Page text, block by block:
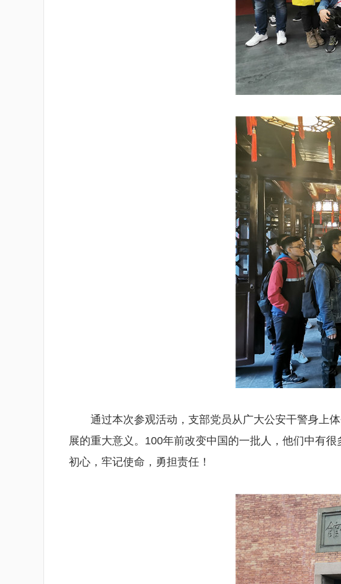
通过本次参观活动，支部党员从广大公安干警身上
展的重大意义。100年前改变中国的一批人，他们中有
初心，牢记使命，勇担责任！